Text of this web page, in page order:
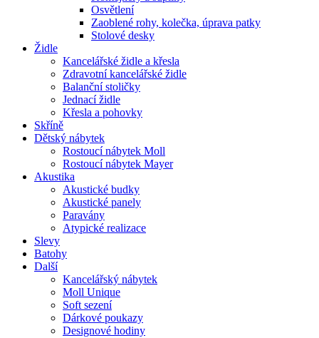
Osvětlení
Zaoblené rohy, kolečka, úprava patky
Stolové desky
Židle
Kancelářské židle a křesla
Zdravotní kancelářské židle
Balanční stoličky
Jednací židle
Křesla a pohovky
Skříně
Dětský nábytek
Rostoucí nábytek Moll
Rostoucí nábytek Mayer
Akustika
Akustické budky
Akustické panely
Paravány
Atypické realizace
Slevy
Batohy
Další
Kancelářský nábytek
Moll Unique
Soft sezení
Dárkové poukazy
Designové hodiny